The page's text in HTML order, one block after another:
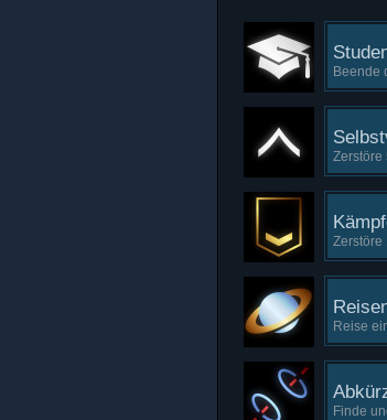
Beende
Zerstöre
Zerstöre
Reise
Finde